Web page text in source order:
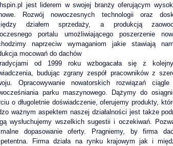
jest liderem w swojej branży oferującym
Rozwój nowoczesnych technologii oraz
działem sprzedaży, a produkcją
portalu umożliwiającego poszerzenie
naprzeciw wymaganiom jakie stawiają
mocowań do dachów
od 1999 roku wzbogacała się z
budując zgrany zespół pracowników z
Opracowywanie nowatorskich rozwiązań
parku maszynowego. Dążymy do
o długoletnie doświadczenie, oferujemy produkty,
ważnym aspektem naszej działalności jest także
wysłuchujemy wszelkich sugestii i oczekiwań.
dopasowanie oferty. Pragniemy, by firma
Firma działa na rynku krajowym jak i